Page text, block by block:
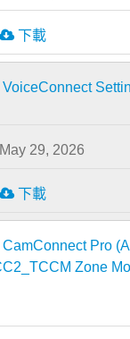
下載
VoiceConnect
May 29, 2026
下載
CamConnect Pro
Zone